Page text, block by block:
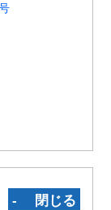
‐ 閉じる